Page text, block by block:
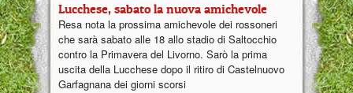
Lucchese, sabato la nuova amichevole
Resa nota la prossima amichevole dei rossoneri
che sarà sabato alle 18 allo stadio di Saltocchio
contro la Primavera del Livorno. Sarò la prima
uscita della Lucchese dopo il ritiro di Castelnuovo
Garfagnana dei giorni scorsi